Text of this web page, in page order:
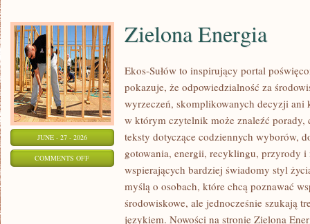
JUNE - 27 - 2026
COMMENTS OFFON
Zielona Energia
Ekos-Sułów to inspirujący portal
pokazuje, że odpowiedzialność za
wyrzeczeń, skomplikowanych decyzji ani
w którym czytelnik może znaleźć porady,
teksty dotyczące codziennych wyborów,
gotowania, energii, recyklingu, przyrody i
wspierających bardziej świadomy styl
myślą o osobach, które chcą poznawać
środowiskowe, ale jednocześnie szukają
językiem. Nowości na stronie Zielona